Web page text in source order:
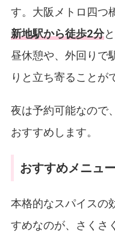
す。大阪メトロ四つ
新地駅から徒歩2分
昼休憩や、外回りで
りと立ち寄ることが
夜は予約可能なので
おすすめします。
おすすめメニュー
本格的なスパイスの
すめなのが、さくさ